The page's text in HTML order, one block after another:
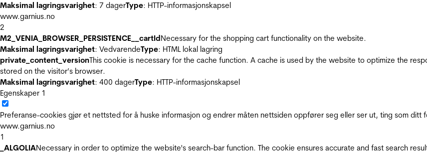
Maksimal lagringsvarighet: 7 dagerType: HTTP-informasjonskapsel
www.garnius.no
2
M2_VENIA_BROWSER_PERSISTENCE__cartIdNecessary for the shopping cart functionality on the website.
Maksimal lagringsvarighet: VedvarendeType: HTML lokal lagring
private_content_versionThis cookie is necessary for the cache function. A cache is used by the website to optimize the
stored on the visitor’s browser.
Maksimal lagringsvarighet: 400 dagerType: HTTP-informasjonskapsel
Egenskaper 1
Preferanse-cookies gjør et nettsted for å huske informasjon og endrer måten nettsiden oppfører seg eller ser ut, ting som
www.garnius.no
1
_ALGOLIANecessary in order to optimize the website's search-bar function. The cookie ensures accurate and fast search